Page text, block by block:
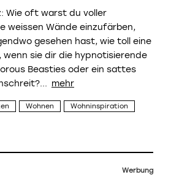
Wie oft warst du voller
weissen Wände einzufärben,
gesehen hast, wie toll eine
wenn sie dir die hypnotisierende
Beasties oder ein sattes
Wohnen Wohninspiration
Werbung